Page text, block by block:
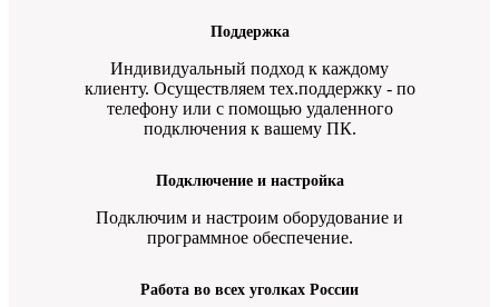
Поддержка
Индивидуальный подход к каждому
клиенту. Осуществляем тех.поддержку - по
телефону или с помощью удаленного
подключения к вашему ПК.
Подключение и настройка
Подключим и настроим оборудование и
программное обеспечение.
Работа во всех уголках России